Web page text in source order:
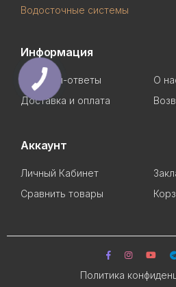
Водосточные системы
Информация
Вопросы-ответы
О
Доставка и оплата
Аккаунт
Личный Кабинет
Сравнить товары
Политика